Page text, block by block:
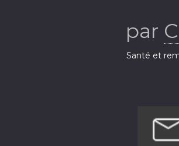
par
Santé et